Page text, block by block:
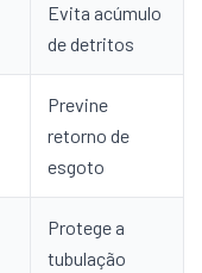
Evita acúmulo
de detritos
Previne
retorno de
esgoto
Protege a
tubulação